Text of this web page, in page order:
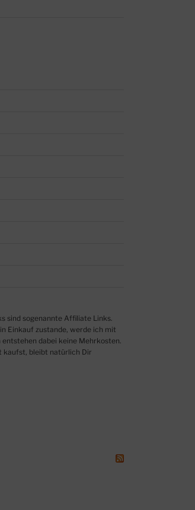
Einkauf zustande, werde ich mit
dabei keine Mehrkosten.
kaufst, bleibt natürlich Dir